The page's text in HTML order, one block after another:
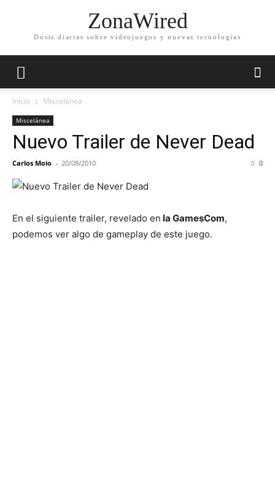
ZonaWired
Dosis diarias sobre videojuegos y nuevas tecnologías
Inicio Miscelánea
Miscelánea
Nuevo Trailer de Never Dead
Carlos Moio - 20/08/2010 0
En el siguiente trailer, revelado en la GamesCom,
podemos ver algo de gameplay de este juego.